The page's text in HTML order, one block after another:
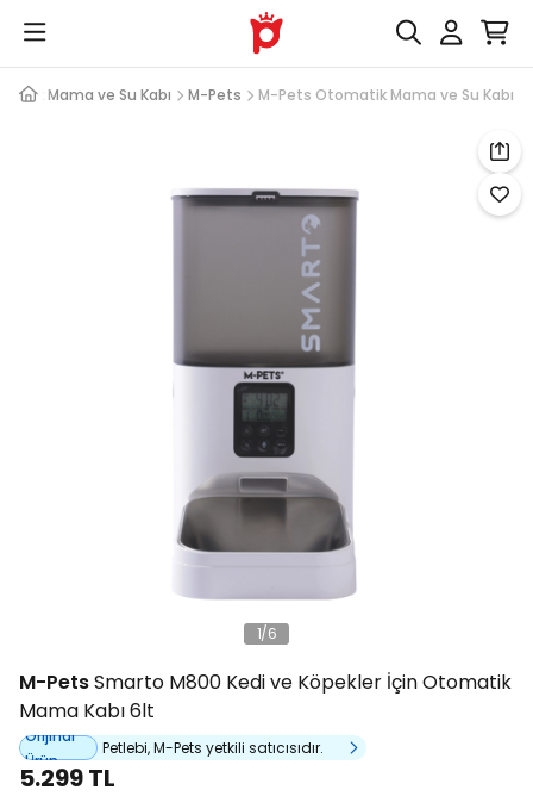
Mama ve Su Kabı M-Pets M-Pets Otomatik Mama ve Su Kabı
1/6
M-PetsSmarto M800 Kedi ve Köpekler İçin Otomatik
Mama Kabı 6lt
Orijinal
Ürün
Petlebi, M-Pets yetkili satıcısıdır.
5.299 TL